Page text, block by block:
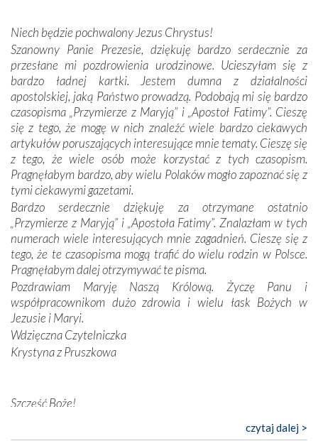
mieliśmy okazję przekonać się, że Maryja swoją opieką
otacza nie tylko nasz naród, lecz wszystkie nacje, które
się Jej ufnie oddają, a także każdą osobę, która zawierza
Jej siebie oraz swych bliskich.
Dzieje Portugalii to również historia wierności Bogu i
odstępstw, także w życiu władców. Trudne momenty w
wymiarze tak osobistym, jak i zbiorowym, przypominają o
konieczności ciągłego zabiegania o własną duszę i o łaskę
Opatrzności. Wierność przynosi pomyślność –
przynajmniej w życiu duchowym. Odstępstwo owocuje
nieszczęściem i śmiercią. Te uniwersalne prawdy
przychodziły na myśl, gdy słuchaliśmy opowieści
przewodników o portugalskich monarchach i wodzach,
zwycięskich bitwach i nieszczęśliwych losach grzesznych
kochanków.
Byli tym razem pośród Apostołów Fatimy reprezentanci
każdego spośród żyjących pokoleń. Najmłodszy uczestnik
liczył sobie 13 lat, zaś senior, pan Zdzisław – już 94.
Całe życie marzyłem, by tu przyjechać
Nasza pielgrzymka nie byłaby tak bogata w duchową treść
Oprócz zapewnienia nam możliwości codziennego
Niech będzie pochwalony Jezus Chrystus!
Szanowny Panie Prezesie, dziękuję bardzo serdecznie za
przesłane mi pozdrowienia urodzinowe. Ucieszyłam się z
bardzo ładnej kartki. Jestem dumna z działalności
apostolskiej, jaką Państwo prowadzą. Podobają mi się bardzo
czasopisma „Przymierze z Maryją” i „Apostoł Fatimy”. Cieszę
się z tego, że mogę w nich znaleźć wiele bardzo ciekawych
artykułów poruszających interesujące mnie tematy. Cieszę się
z tego, że wiele osób może korzystać z tych czasopism.
Pragnęłabym bardzo, aby wielu Polaków mogło zapoznać się z
tymi ciekawymi gazetami.
Bardzo serdecznie dziękuję za otrzymane ostatnio
„Przymierze z Maryją” i „Apostoła Fatimy”. Znalazłam w tych
numerach wiele interesujących mnie zagadnień. Cieszę się z
tego, że te czasopisma mogą trafić do wielu rodzin w Polsce.
Pragnęłabym dalej otrzymywać te pisma.
Pozdrawiam Maryję Naszą Królową. Życzę Panu i
współpracownikom dużo zdrowia i wielu łask Bożych w
Jezusie i Maryi.
Wdzięczna Czytelniczka
Krystyna z Pruszkowa
Szczęść Boże!
to pismo, które bardzo sobie cenię i szanuję. Redagujecie
czytaj dalej >